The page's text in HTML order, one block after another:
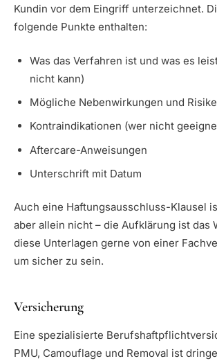
Kundin vor dem Eingriff unterzeichnet.
folgende Punkte enthalten:
Was das Verfahren ist und was es
nicht kann)
Mögliche Nebenwirkungen und
Kontraindikationen (wer nicht
Aftercare-Anweisungen
Unterschrift mit Datum
Auch eine Haftungsausschluss-Klausel
aber allein nicht – die Aufklärung ist das
diese Unterlagen gerne von einer
um sicher zu sein.
Versicherung
Eine spezialisierte
PMU, Camouflage und Removal ist